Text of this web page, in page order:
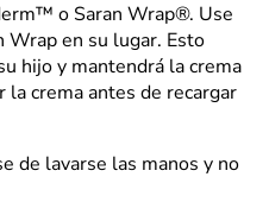
o Saran Wrap®. Use
Wrap en su lugar. Esto
hijo y mantendrá la crema
la crema antes de recargar
de lavarse las manos y no